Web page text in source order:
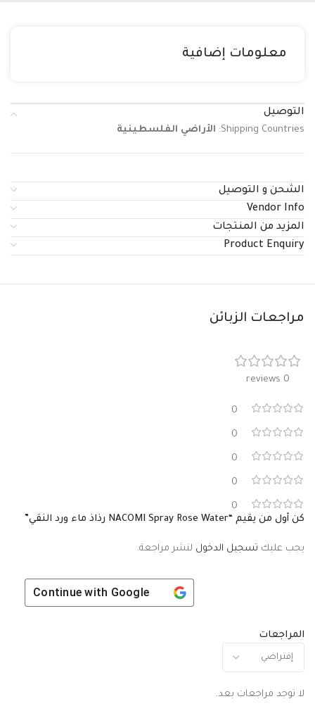
معلومات إضافية
التوصيل
Shipping Countries: الأراضي الفلسطينية
الشحن و التوصيل
Vendor Info
المزيد من المنتجات
Product Enquiry
مراجعات الزبائن
0 reviews
0
0
0
0
0
المراجعات
لا توجد مراجعات بعد.
كن أول من يقيم “NACOMI Spray Rose Water رذاذ ماء ورد النقي”
يجب عليك تسجيل الدخول لنشر مراجعة.
Continue with Google